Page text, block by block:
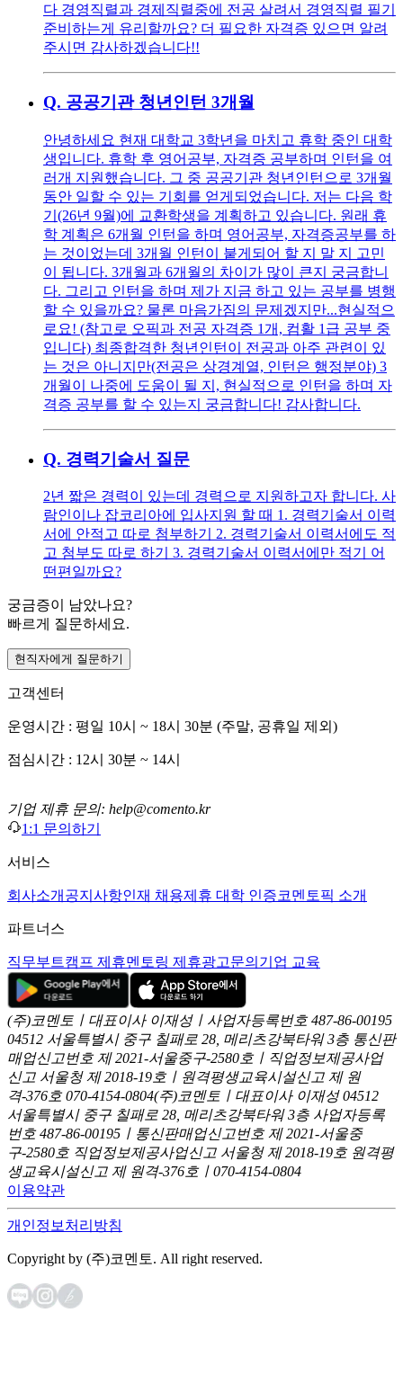
다 경영직렬과 경제직렬중에 전공 살려서 경영직렬 필기
준비하는게 유리할까요? 더 필요한 자격증 있으면 알려
주시면 감사하겠습니다!!
Q. 공공기관 청년인턴 3개월
안녕하세요 현재 대학교 3학년을 마치고 휴학 중인 대학
생입니다. 휴학 후 영어공부, 자격증 공부하며 인턴을 여
러개 지원했습니다. 그 중 공공기관 청년인턴으로 3개월
동안 일할 수 있는 기회를 얻게되었습니다. 저는 다음 학
기(26년 9월)에 교환학생을 계획하고 있습니다. 원래 휴
학 계획은 6개월 인턴을 하며 영어공부, 자격증공부를 하
는 것이었는데 3개월 인턴이 붙게되어 할 지 말 지 고민
이 됩니다. 3개월과 6개월의 차이가 많이 큰지 궁금합니
다. 그리고 인턴을 하며 제가 지금 하고 있는 공부를 병행
할 수 있을까요? 물론 마음가짐의 문제겠지만...현실적으
로요! (참고로 오픽과 전공 자격증 1개, 컴활 1급 공부 중
입니다) 최종합격한 청년인턴이 전공과 아주 관련이 있
는 것은 아니지만(전공은 상경계열, 인턴은 행정분야) 3
개월이 나중에 도움이 될 지, 현실적으로 인턴을 하며 자
격증 공부를 할 수 있는지 궁금합니다! 감사합니다.
Q. 경력기술서 질문
2년 짧은 경력이 있는데 경력으로 지원하고자 합니다. 사
람인이나 잡코리아에 입사지원 할 때 1. 경력기술서 이력
서에 안적고 따로 첨부하기 2. 경력기술서 이력서에도 적
고 첨부도 따로 하기 3. 경력기술서 이력서에만 적기 어
떤편일까요?
궁금증이 남았나요?
빠르게 질문하세요.
현직자에게 질문하기
고객센터
운영시간 : 평일 10시 ~ 18시 30분 (주말, 공휴일 제외)
점심시간 : 12시 30분 ~ 14시
기업 제휴 문의: help@comento.kr
1:1 문의하기
서비스
회사소개 공지사항인재 채용제휴 대학 인증코멘토픽 소개
파트너스
직무부트캠프 제휴멘토링 제휴광고문의 기업 교육
(주)코멘토ㅣ대표이사 이재성ㅣ사업자등록번호 487-86-00195
04512 서울특별시 중구 칠패로 28, 메리츠강북타워 3층 통신판
매업신고번호 제 2021-서울중구-2580호ㅣ직업정보제공사업
신고 서울청 제 2018-19호ㅣ원격평생교육시설신고 제 원
격-376호 070-4154-0804(주)코멘토ㅣ대표이사 이재성 04512
서울특별시 중구 칠패로 28, 메리츠강북타워 3층 사업자등록
번호 487-86-00195ㅣ통신판매업신고번호 제 2021-서울중
구-2580호 직업정보제공사업신고 서울청 제 2018-19호 원격평
생교육시설신고 제 원격-376호ㅣ070-4154-0804
이용약관
개인정보처리방침
Copyright by (주)코멘토. All right reserved.